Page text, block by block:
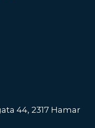
44, 2317 Hamar